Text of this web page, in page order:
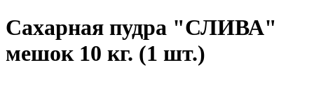
Сахарная пудра "СЛИВА"
мешок 10 кг. (1 шт.)